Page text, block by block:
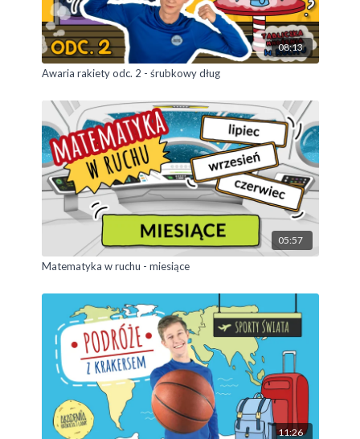
08:13
Awaria rakiety odc. 2 - śrubkowy dług
05:57
Matematyka w ruchu - miesiące
11:26